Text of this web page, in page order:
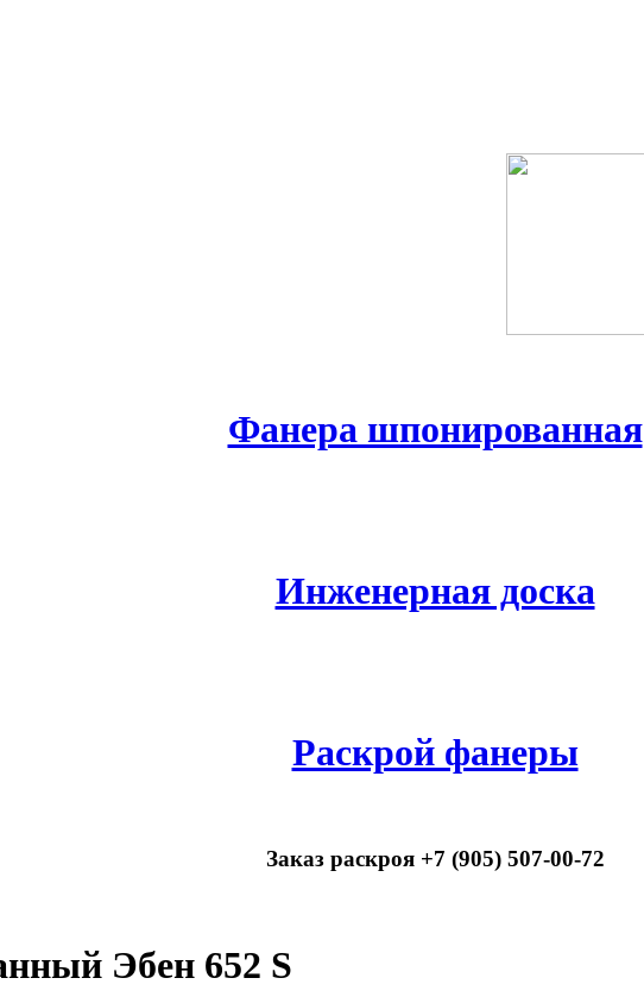
Фанера шпонированная
Инженерная доска
Раскрой фанеры
Заказ раскроя +7 (905) 507-00-72
Эбен 652 S